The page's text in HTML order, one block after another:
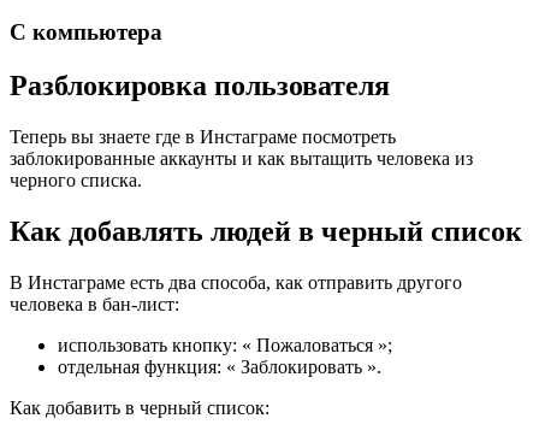
С компьютера
Разблокировка пользователя
Теперь вы знаете где в Инстаграме посмотреть
заблокированные аккаунты и как вытащить человека из
черного списка.
Как добавлять людей в черный список
В Инстаграме есть два способа, как отправить другого
человека в бан-лист:
использовать кнопку: « Пожаловаться »;
отдельная функция: « Заблокировать ».
Как добавить в черный список: